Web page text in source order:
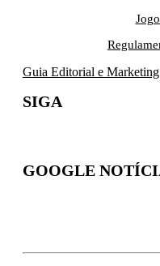
Guia Editorial e
SIGA
GOOGLE